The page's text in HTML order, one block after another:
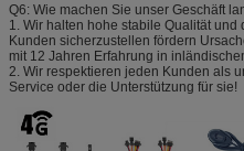
Q6: Wie machen Sie unser Geschäft
1. Wir halten hohe stabile Qualität
Kunden sicherzustellen fördern
mit 12 Jahren Erfahrung in
2. Wir respektieren jeden Kunden als
Service oder die Unterstützung für sie!